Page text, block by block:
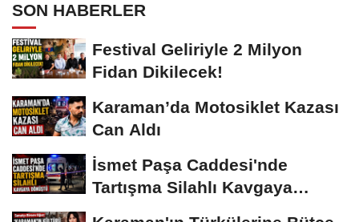
SON HABERLER
Festival Geliriyle 2 Milyon
Fidan Dikilecek!
Karaman’da Motosiklet Kazası
Can Aldı
İsmet Paşa Caddesi'nde
Tartışma Silahlı Kavgaya